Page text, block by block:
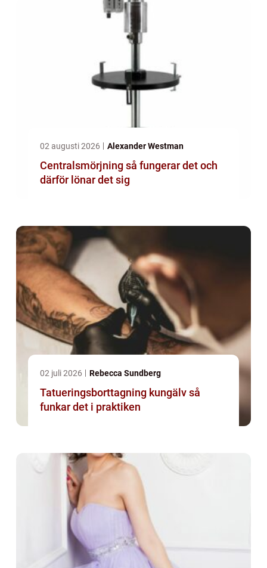
02 augusti 2026 Alexander Westman
Centralsmörjning så fungerar det och
därför lönar det sig
02 juli 2026 Rebecca Sundberg
Tatueringsborttagning kungälv så
funkar det i praktiken